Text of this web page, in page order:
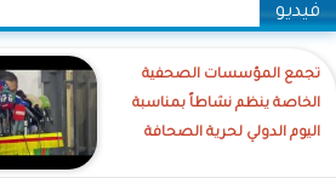
فيديو
تجمع المؤسسات الصحفية
الخاصة ينظم نشاطاً بمناسبة
اليوم الدولي لحرية الصحافة